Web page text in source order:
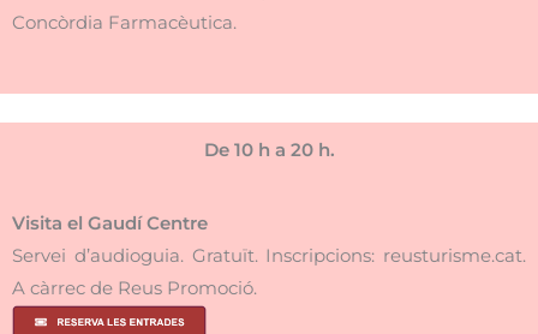
Concòrdia Farmacèutica.
De 10 h a 20 h.
Visita el Gaudí Centre
Servei d’audioguia. Gratuït. Inscripcions: reusturisme.cat.
A càrrec de Reus Promoció.